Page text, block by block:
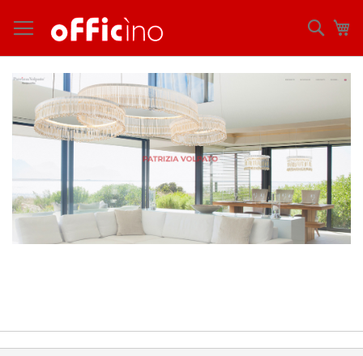
ン
テ
ン
に
キ
ッ
検
索